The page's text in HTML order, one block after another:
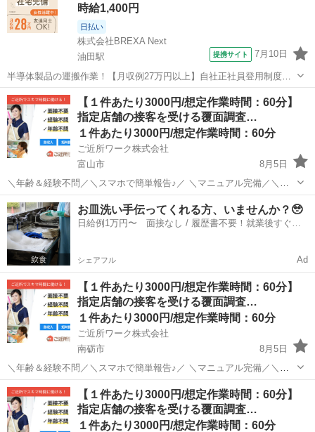
時給1,400円
日払い
株式会社BREXA Next
油田駅
提携サイト 7月10日
半導体製品の運搬作業！【月収例27万円以上】自社正社員登用制度あ
り★備品付きワンルーム寮完備★寮から工場まで送迎あり◎空調完備
で1年中快適作業！マイカー通勤OK＆無料駐車場あり★《富山県砺波
市》 人気の工場のお仕事 ◇半導...
富山 砺波市 油田駅 その他
【１件あたり3000円/想定作業時間：60分】
指定店舗の接客を受ける覆面調査…
１件あたり3000円/想定作業時間：60分
ご近所ワーク株式会社
富山市
8月5日
＼年齢＆経験不問／＼スマホで簡単報告♪／ ＼マニュアル完備／＼ス
キマ時間のお小遣い稼ぎにぴったり／ ※業務委託なので履歴書不要で
す。 指定店舗の接客を受ける覆面調査のお仕事のお仕事です♪ 指定店
舗へ訪問する覆面調査・報告...
富山 富山市 その他
お皿洗い手伝ってくれる方、いませんか？🥹
日給例1万円〜 面接なし / 履歴書不要！就業後すぐに
シェアフル Ad
【１件あたり3000円/想定作業時間：60分】
指定店舗の接客を受ける覆面調査…
１件あたり3000円/想定作業時間：60分
ご近所ワーク株式会社
南砺市
8月5日
＼年齢＆経験不問／＼スマホで簡単報告♪／ ＼マニュアル完備／＼ス
キマ時間のお小遣い稼ぎにぴったり／ ※業務委託なので履歴書不要で
す。 指定店舗の接客を受ける覆面調査のお仕事のお仕事です♪ 指定店
舗へ訪問する覆面調査・報告...
富山 南砺市 その他 1件
【１件あたり3000円/想定作業時間：60分】
指定店舗の接客を受ける覆面調査…
１件あたり3000円/想定作業時間：60分